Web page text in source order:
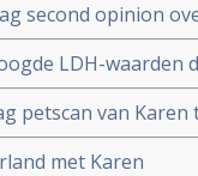
second opinion
LDH-
afvloeiïng bij
petscan van
Ierse arts.
met Karen